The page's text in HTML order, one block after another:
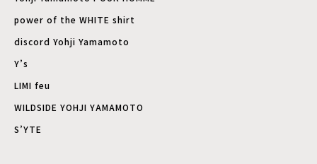
power of the WHITE shirt
discord Yohji Yamamoto
Y’s
LIMI feu
WILDSIDE YOHJI YAMAMOTO
S’YTE